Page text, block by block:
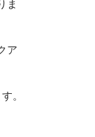
ま
ア
。